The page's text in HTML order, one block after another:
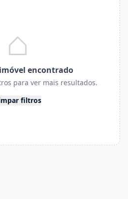
encontrado
para ver mais resultados.
filtros